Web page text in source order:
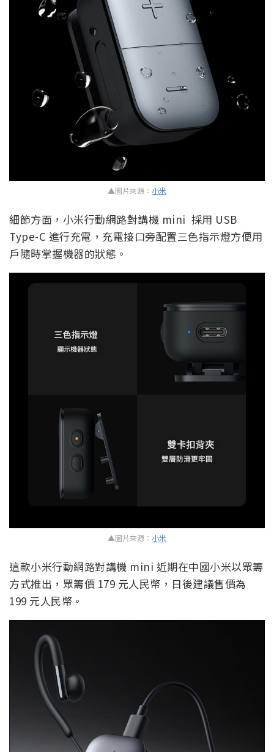
▲圖片來源： 小米
細節方面，小米行動網路對講機 mini 採用 USB
Type-C 進行充電，充電接口旁配置三色指示燈方便用
戶隨時掌握機器的狀態。
▲圖片來源： 小米
這款小米行動網路對講機 mini 近期在中國小米以眾籌
方式推出，眾籌價 179 元人民幣，日後建議售價為
199 元人民幣。